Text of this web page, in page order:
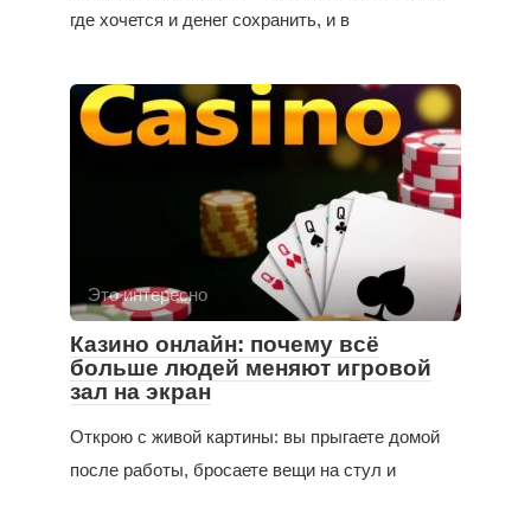
где хочется и денег сохранить, и в
Это интересно
Казино онлайн: почему всё
больше людей меняют игровой
зал на экран
Открою с живой картины: вы прыгаете домой
после работы, бросаете вещи на стул и